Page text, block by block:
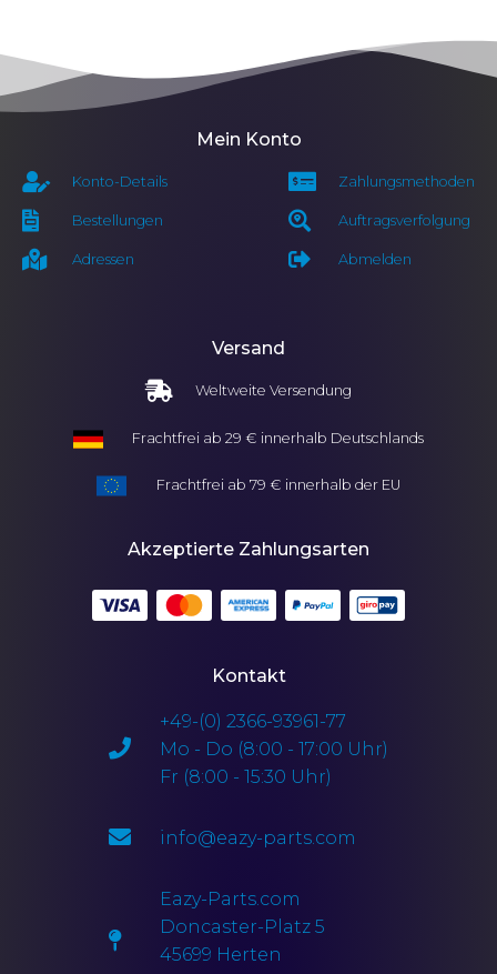
Mein Konto
Konto-Details
Bestellungen
Adressen
Zahlungsmethoden
Auftragsverfolgung
Abmelden
Versand
Weltweite Versendung
Frachtfrei ab 29 € innerhalb Deutschlands
Frachtfrei ab 79 € innerhalb der EU
Akzeptierte Zahlungsarten
Kontakt
+49-(0) 2366-93961-77
Mo - Do (8:00 - 17:00 Uhr)
Fr (8:00 - 15:30 Uhr)
info@eazy-parts.com
Eazy-Parts.com
Doncaster-Platz 5
45699 Herten